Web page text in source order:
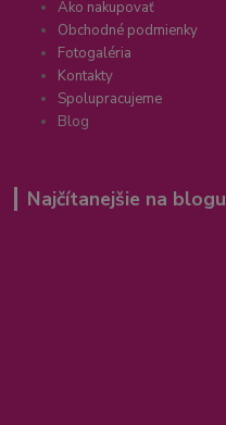
Ako nakupovať
Obchodné podmienky
Fotogaléria
Kontakty
Spolupracujeme
Blog
Najčítanejšie na blogu